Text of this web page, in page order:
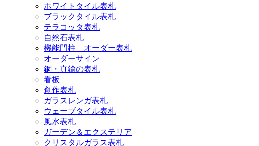
ホワイトタイル表札
ブラックタイル表札
テラコッタ表札
自然石表札
機能門柱 オーダー表札
オーダーサイン
銅・真鍮の表札
看板
創作表札
ガラスレンガ表札
ウェーブタイル表札
風水表札
ガーデン＆エクステリア
クリスタルガラス表札